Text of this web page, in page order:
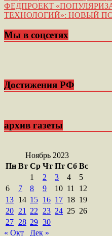
по
записям
ФЕДПРОЕКТ
ТЕХНОЛОГИЙ»: НОВЫЙ
Мы в соцсетях
Достижения РФ
архив газеты
Ноябрь 2023
Пн Вт Ср Чт Пт Сб Вс
1
2 3 4
5
6
7 8 9 10 11
12
13 14 15 16 17 18 19
20 21 22 23 24 25 26
27 28 29 30
« Окт
Дек »